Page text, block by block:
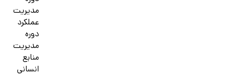
مدیریت
عملکرد
دوره
مدیریت
منابع
انسانی